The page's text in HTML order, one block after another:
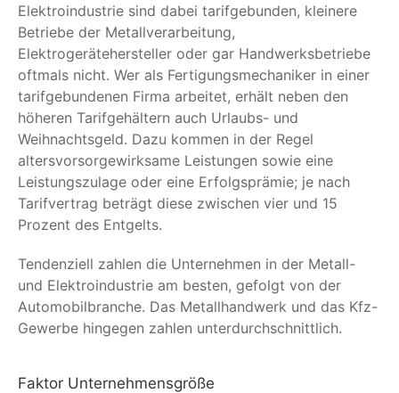
Elektroindustrie sind dabei tarifgebunden, kleinere
Betriebe der Metallverarbeitung,
Elektrogerätehersteller oder gar Handwerksbetriebe
oftmals nicht. Wer als Fertigungsmechaniker in einer
tarifgebundenen Firma arbeitet, erhält neben den
höheren Tarifgehältern auch Urlaubs- und
Weihnachtsgeld. Dazu kommen in der Regel
altersvorsorgewirksame Leistungen sowie eine
Leistungszulage oder eine Erfolgsprämie; je nach
Tarifvertrag beträgt diese zwischen vier und 15
Prozent des Entgelts.
Tendenziell zahlen die Unternehmen in der Metall-
und Elektroindustrie am besten, gefolgt von der
Automobilbranche. Das Metallhandwerk und das Kfz-
Gewerbe hingegen zahlen unterdurchschnittlich.
Faktor Unternehmensgröße